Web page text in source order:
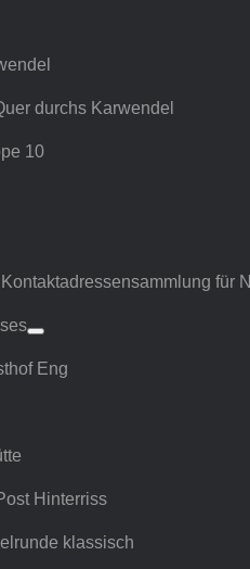
durchs Karwendel
10
Kontaktadressensammlung für
Eng
Hinterriss
klassisch